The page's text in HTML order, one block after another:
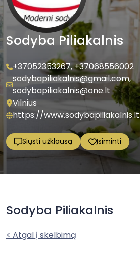
Sodyba Piliakalnis
+37052353267,+37068556002
sodybapiliakalnis@gmail.com,
sodybapiliakalnis@one.lt
Vilnius
https://www.sodybapiliakalnis.lt
Siųsti užklausą Įsiminti
Sodyba Piliakalnis
< Atgal į skelbimą